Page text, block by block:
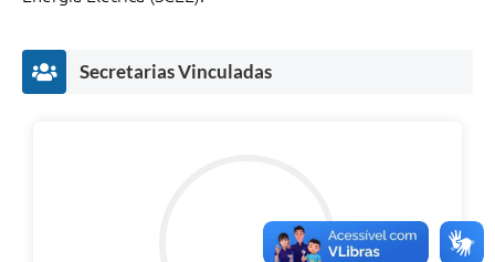
Secretarias Vinculadas